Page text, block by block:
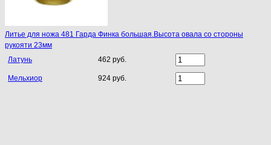
Литье для ножа 481 Гарда Финка большая.Высота овала со стороны
рукояти 23мм
Латунь
462 руб.
Мельхиор 924 руб.